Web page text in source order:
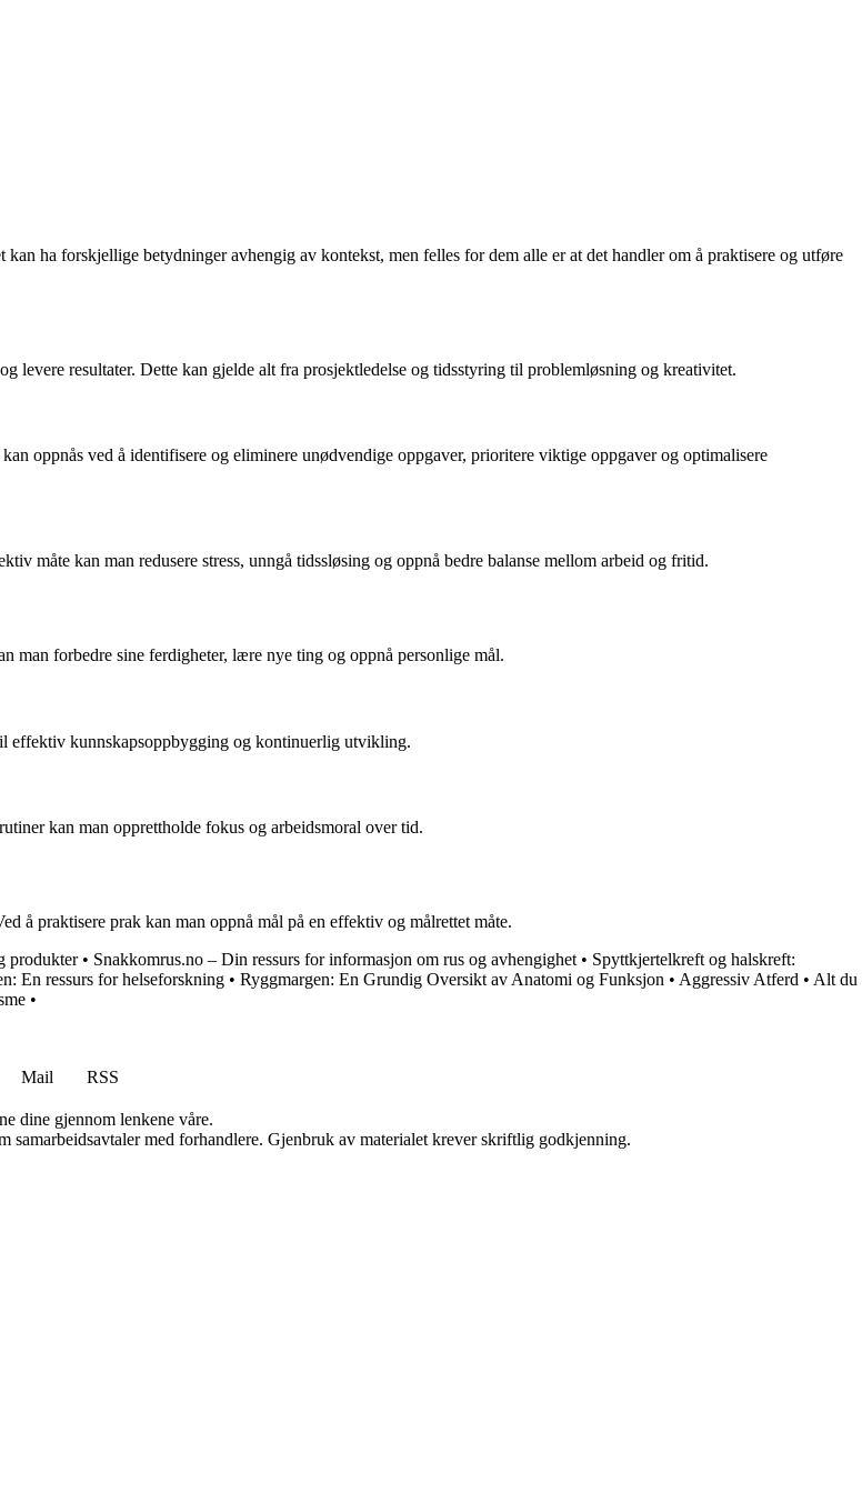
ha forskjellige betydninger avhengig av kontekst, men felles for dem alle er at det handler om å praktisere og utføre
levere resultater. Dette kan gjelde alt fra prosjektledelse og tidsstyring til problemløsning og kreativitet.
oppnås ved å identifisere og eliminere unødvendige oppgaver, prioritere viktige oppgaver og optimalisere
måte kan man redusere stress, unngå tidssløsing og oppnå bedre balanse mellom arbeid og fritid.
forbedre sine ferdigheter, lære nye ting og oppnå personlige mål.
effektiv kunnskapsoppbygging og kontinuerlig utvikling.
kan man opprettholde fokus og arbeidsmoral over tid.
å praktisere prak kan man oppnå mål på en effektiv og målrettet måte.
produkter• Snakkomrus.no – Din ressurs for informasjon om rus og avhengighet • Spyttkjertelkreft og halskreft:
En ressurs for helseforskning • Ryggmargen: En Grundig Oversikt av Anatomi og Funksjon • Aggressiv Atferd • Alt du
•
Mail
RSS
dine gjennom lenkene våre.
med forhandlere. Gjenbruk av materialet krever skriftlig godkjenning.